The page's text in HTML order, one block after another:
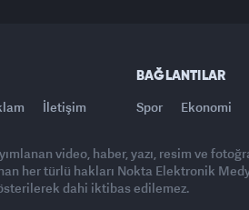
İletişim
BAĞLANTILAR
Spor Ekonomi
video, haber, yazı, resim ve
her türlü hakları Nokta Elektronik
dahi iktibas edilemez.